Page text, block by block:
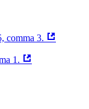
comma 3.
1.